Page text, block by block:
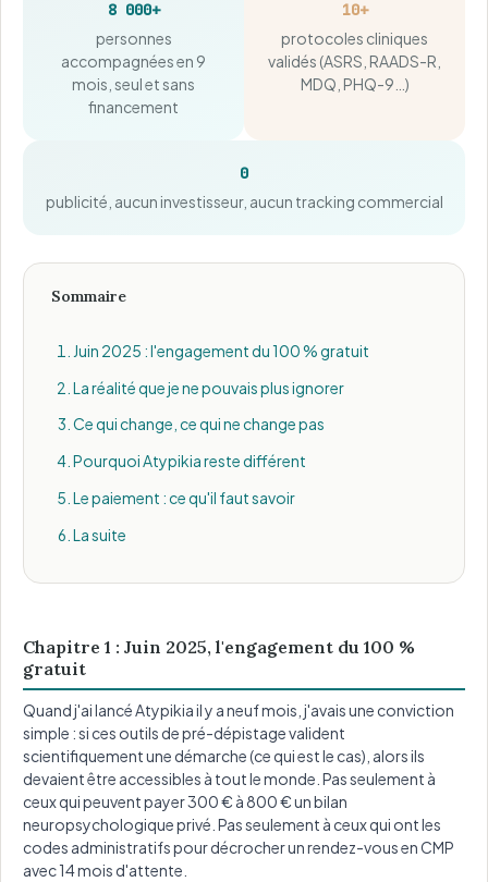
8 000+
personnes
accompagnées en 9
mois, seul et sans
financement
10+
protocoles cliniques
validés (ASRS, RAADS-R,
MDQ, PHQ-9…)
0
publicité, aucun investisseur, aucun tracking commercial
Sommaire
Juin 2025 : l'engagement du 100 % gratuit
La réalité que je ne pouvais plus ignorer
Ce qui change, ce qui ne change pas
Pourquoi Atypikia reste différent
Le paiement : ce qu'il faut savoir
La suite
Chapitre 1 : Juin 2025, l'engagement du 100 %
gratuit
Quand j'ai lancé Atypikia il y a neuf mois, j'avais une conviction
simple : si ces outils de pré-dépistage valident
scientifiquement une démarche (ce qui est le cas), alors ils
devaient être accessibles à tout le monde. Pas seulement à
ceux qui peuvent payer 300 € à 800 € un bilan
neuropsychologique privé. Pas seulement à ceux qui ont les
codes administratifs pour décrocher un rendez-vous en CMP
avec 14 mois d'attente.